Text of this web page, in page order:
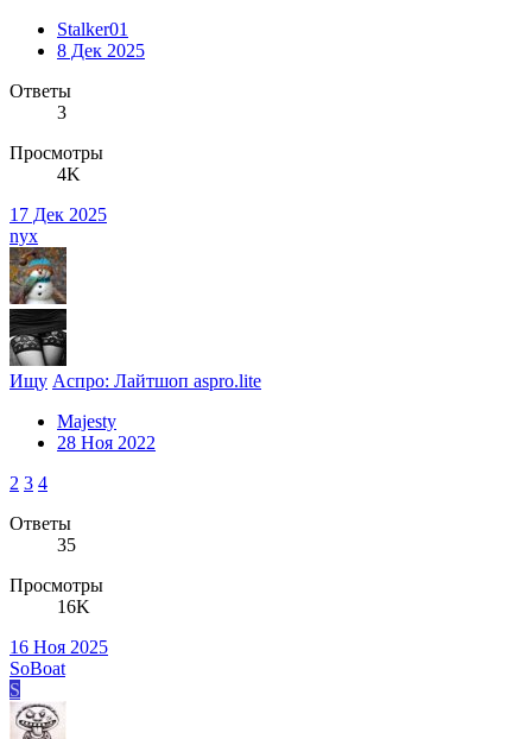
Stalker01
8 Дек 2025
Ответы
3
Просмотры
4K
17 Дек 2025
nyx
Ищу Аспро: Лайтшоп aspro.lite
Majesty
28 Ноя 2022
2 3 4
Ответы
35
Просмотры
16K
16 Ноя 2025
SoBoat
S